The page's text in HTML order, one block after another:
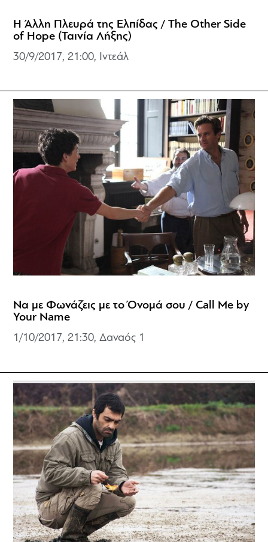
Η Άλλη Πλευρά της Ελπίδας / The Other Side
of Hope (Ταινία Λήξης)
30/9/2017, 21:00, Ιντεάλ
Να με Φωνάζεις με το Όνομά σου / Call Me by
Your Name
1/10/2017, 21:30, Δαναός 1